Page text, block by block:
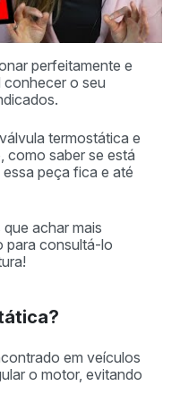
perfeitamente e
conhecer o seu
termostática e
como saber se está
peça fica e até
achar mais
para consultá-lo
em veículos
o motor, evitando